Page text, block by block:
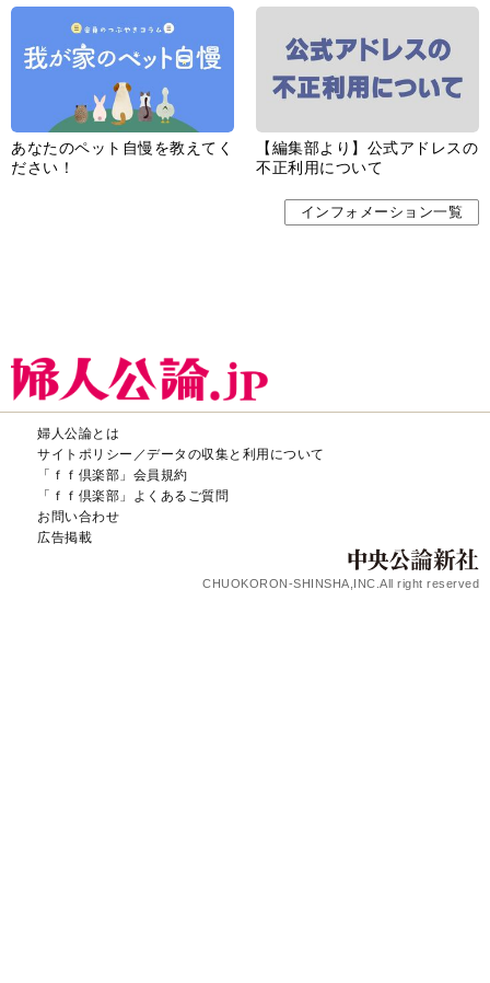
あなたのペット自慢を教えてく
ださい！
【編集部より】公式アドレスの
不正利用について
インフォメーション一覧
婦人公論とは
サイトポリシー／データの収集と利用について
「ｆｆ倶楽部」会員規約
「ｆｆ倶楽部」よくあるご質問
お問い合わせ
広告掲載
CHUOKORON-SHINSHA,INC.All right reserved